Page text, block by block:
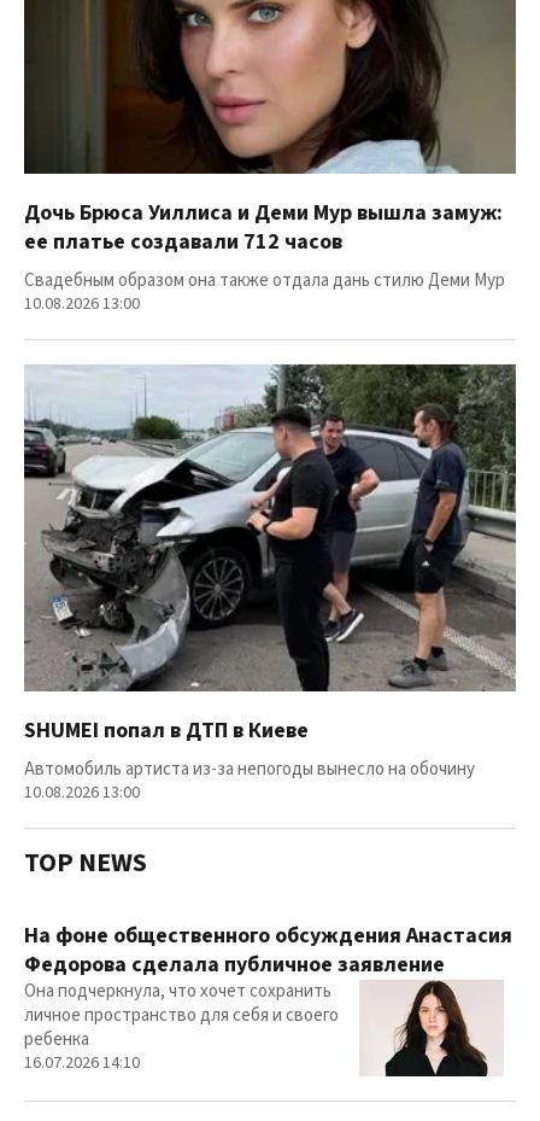
Дочь Брюса Уиллиса и Деми Мур вышла замуж:
ее платье создавали 712 часов
Свадебным образом она также отдала дань стилю Деми Мур
10.08.2026 13:00
SHUMEI попал в ДТП в Киеве
Автомобиль артиста из-за непогоды вынесло на обочину
10.08.2026 13:00
TOP NEWS
На фоне общественного обсуждения Анастасия
Федорова сделала публичное заявление
Она подчеркнула, что хочет сохранить
личное пространство для себя и своего
ребенка
16.07.2026 14:10